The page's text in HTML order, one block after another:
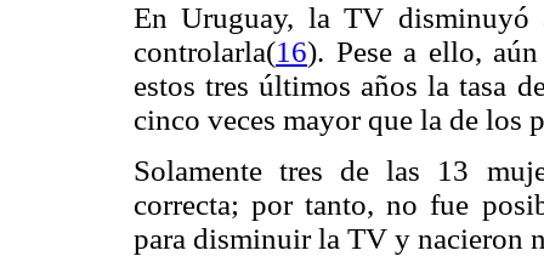
En Uruguay, la TV disminuyó
controlarla(16). Pese a ello,
estos tres últimos años la tasa
cinco veces mayor que la de los
Solamente tres de las 13
correcta; por tanto, no fue
para disminuir la TV y nacieron